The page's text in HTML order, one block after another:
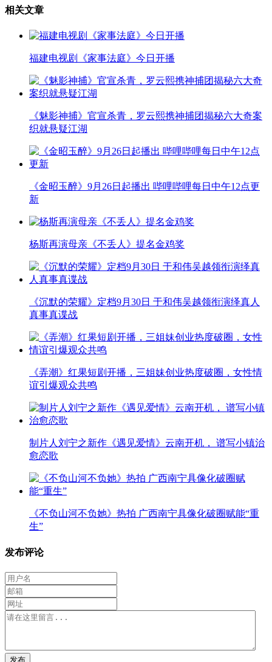
相关文章
福建电视剧《家事法庭》今日开播
《魅影神捕》官宣杀青，罗云熙携神捕团揭秘六大奇案
织就悬疑江湖
《金昭玉醉》9月26日起播出 哔哩哔哩每日中午12点更
新
杨斯再演母亲《不丢人》提名金鸡奖
《沉默的荣耀》定档9月30日 于和伟吴越领衔演绎真人
真事真谍战
《弄潮》红果短剧开播，三姐妹创业热度破圈，女性情
谊引爆观众共鸣
制片人刘宁之新作《遇见爱情》云南开机， 谱写小镇治
愈恋歌
《不负山河不负她》热拍 广西南宁具像化破圈赋能“重
生”
发布评论